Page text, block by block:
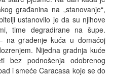
građanina na „stanovanje“,
ustanovilo je da su njihove
time degradirane na šupe.
građenje kuća u domaćoj
Nijedna gradnja kuće
bez podnošenja odobrenog
i smeće Caracasa koje se do